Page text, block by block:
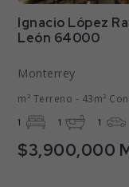
Ignacio López
León 64000
Monterrey
m² Terreno - 43m²
1 1 1
$3,900,000